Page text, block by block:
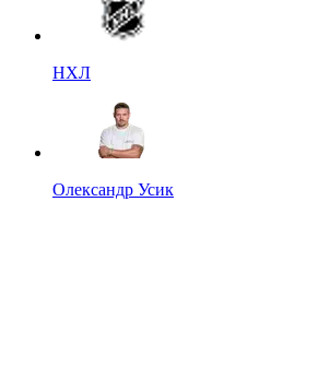
НХЛ
Олександр Усик